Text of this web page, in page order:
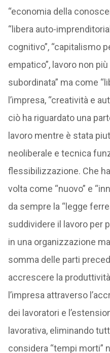
“economia della
“libera auto-
cognitivo”, “capitalismo
empatico”, lavoro non
subordinata” ma come
l’impresa, “creatività e
ciò ha riguardato una
lavoro mentre è stata
neoliberale e tecnica
flessibilizzazione. Che
volta come “nuovo” e
da sempre la “legge
suddividere il lavoro per
in una organizzazione
somma delle parti
accrescere la
l’impresa attraverso
dei lavoratori e
lavorativa, eliminando
considera “tempi morti”